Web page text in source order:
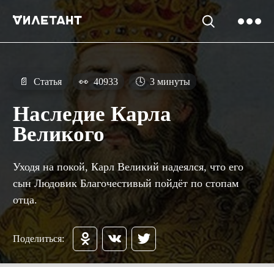
📄 Статья 👀 40933 🕓 3 минуты
Наследие Карла
Великого
Уходя на покой, Карл Великий надеялся, что его
сын Людовик Благочестивый пойдёт по стопам
отца.
Поделиться: